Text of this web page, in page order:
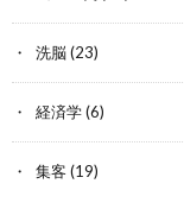
洗脳(23)
経済学(6)
集客 (19)